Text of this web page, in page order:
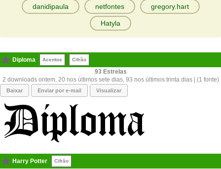
danidipaula netfontes gregory.hart
Hatyla
Diploma Acentos Cifrão
93
2 downloads ontem, 20 nos últimos sete dias, 93 nos últimos trinta dias | (1 fonte)
Baixar Enviar por e-mail Visualizar
Harry Potter Cifrão